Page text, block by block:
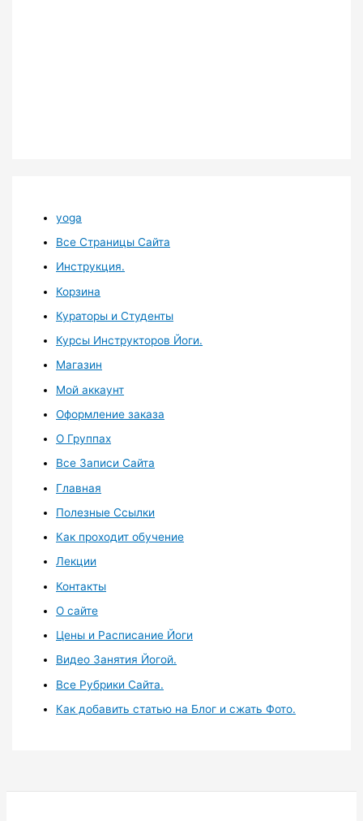
yoga
Все Страницы Сайта
Инструкция.
Корзина
Кураторы и Студенты
Курсы Инструкторов Йоги.
Магазин
Мой аккаунт
Оформление заказа
О Группах
Все Записи Сайта
Главная
Полезные Ссылки
Как проходит обучение
Лекции
Контакты
О сайте
Цены и Расписание Йоги
Видео Занятия Йогой.
Все Рубрики Сайта.
Как добавить статью на Блог и сжать Фото.